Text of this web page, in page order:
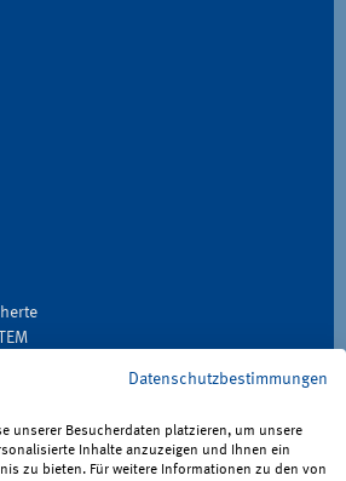
Datenschutzbestimmungen
unserer Besucherdaten platzieren, um unsere
Inhalte anzuzeigen und Ihnen ein
zu bieten. Für weitere Informationen zu den von